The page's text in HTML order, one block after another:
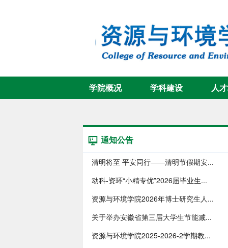
学院概况 学科建设 人
通知公告
清明将至 平安同行——清明节假期安...
动科-资环“小精专优”2026届毕业生...
资源与环境学院2026年博士研究生人...
关于举办安徽省第三届大学生节能减...
资源与环境学院​2025-2026-2学期教...